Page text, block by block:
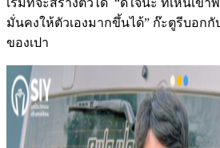
เริ่มที่จะสร้างตัวได้ “ดีใจนะ ที่เห็นเขา
มั่นคงให้ตัวเองมากขึ้นได้” ก๊ะตูรีบอกกั
ของเปา